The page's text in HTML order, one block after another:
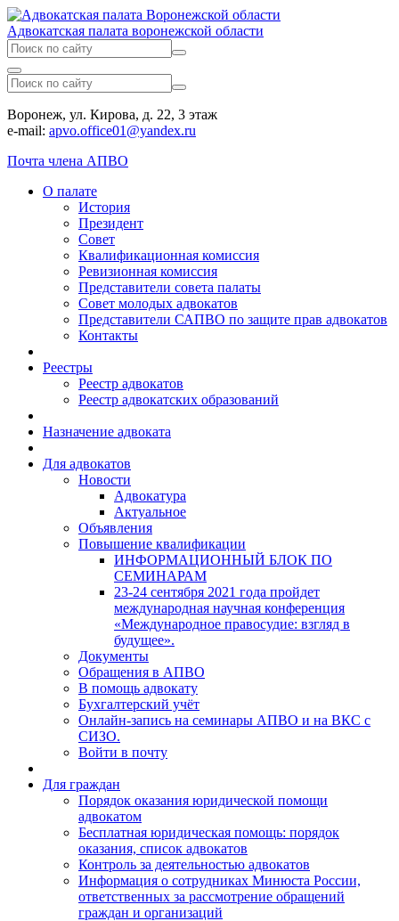
Адвокатская палата воронежской области
Воронеж, ул. Кирова, д. 22, 3 этаж
e-mail: apvo.office01@yandex.ru
Почта члена АПВО
О палате
История
Президент
Совет
Квалификационная комиссия
Ревизионная комиссия
Представители совета палаты
Совет молодых адвокатов
Представители САПВО по защите прав адвокатов
Контакты
Реестры
Реестр адвокатов
Реестр адвокатских образований
Назначение адвоката
Для адвокатов
Новости
Адвокатура
Актуальное
Объявления
Повышение квалификации
ИНФОРМАЦИОННЫЙ БЛОК ПО
СЕМИНАРАМ
23-24 сентября 2021 года пройдет
международная научная конференция
«Международное правосудие: взгляд в
будущее».
Документы
Обращения в АПВО
В помощь адвокату
Бухгалтерский учёт
Онлайн-запись на семинары АПВО и на ВКС с
СИЗО.
Войти в почту
Для граждан
Порядок оказания юридической помощи
адвокатом
Бесплатная юридическая помощь: порядок
оказания, список адвокатов
Контроль за деятельностью адвокатов
Информация о сотрудниках Минюста России,
ответственных за рассмотрение обращений
граждан и организаций